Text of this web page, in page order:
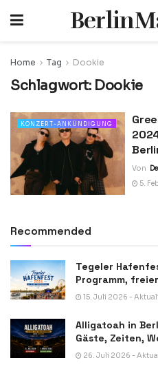
Home Tag Dookie
Schlagwort: Dookie
KONZERT-ANKÜNDIGUNG
Von
5.
Recommended
Tegeler
Programm,
15. Juli 2026 -
Alligatoah in
Gäste, Zeiten,
26. Juli 2026 -